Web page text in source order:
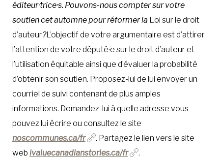
éditeur·trice·s. Pouvons-nous compter sur votre
soutien cet automne pour réformer la Loi sur le droit
d’auteur?L’objectif de votre argumentaire est d’attirer
l’attention de votre député·e sur le droit d’auteur et
l’utilisation équitable ainsi que d’évaluer la probabilité
d’obtenir son soutien. Proposez-lui de lui envoyer un
courriel de suivi contenant de plus amples
informations. Demandez-lui à quelle adresse vous
pouvez lui écrire ou consultez le site
noscommunes.ca/fr
. Partagez le lien vers le site
web ivaluecanadianstories.ca/fr .